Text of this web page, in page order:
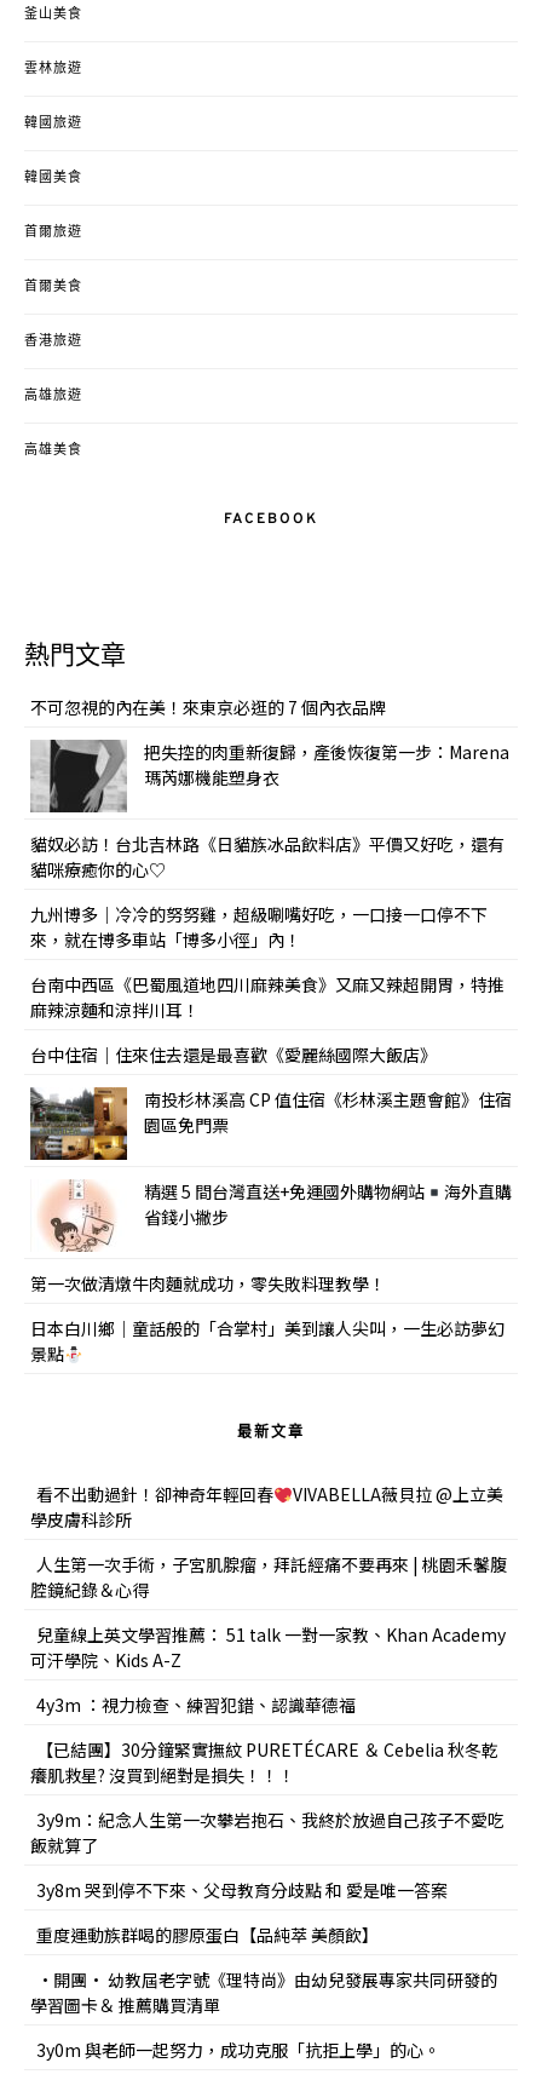
釜山美食
雲林旅遊
韓國旅遊
韓國美食
首爾旅遊
首爾美食
香港旅遊
高雄旅遊
高雄美食
FACEBOOK
熱門文章
不可忽視的內在美！來東京必逛的 7 個內衣品牌
把失控的肉重新復歸，產後恢復第一步：Marena
瑪芮娜機能塑身衣
貓奴必訪！台北吉林路《日貓族冰品飲料店》平價又好吃，還有
貓咪療癒你的心♡
九州博多｜冷冷的努努雞，超級唰嘴好吃，一口接一口停不下
來，就在博多車站「博多小徑」內！
台南中西區《巴蜀風道地四川麻辣美食》又麻又辣超開胃，特推
麻辣涼麵和涼拌川耳！
台中住宿｜住來住去還是最喜歡《愛麗絲國際大飯店》
南投杉林溪高 CP 值住宿《杉林溪主題會館》住宿
園區免門票
精選 5 間台灣直送+免運國外購物網站
海外直購
省錢小撇步
第一次做清燉牛肉麵就成功，零失敗料理教學！
日本白川鄉｜童話般的「合掌村」美到讓人尖叫，一生必訪夢幻
景點
最新文章
看不出動過針！卻神奇年輕回春
VIVABELLA薇貝拉 @上立美
學皮膚科診所
人生第一次手術，子宮肌腺瘤，拜託經痛不要再來 | 桃園禾馨腹
腔鏡紀錄＆心得
兒童線上英文學習推薦： 51 talk 一對一家教、Khan Academy
可汗學院、Kids A-Z
4y3m ：視力檢查、練習犯錯、認識華德福
【已結團】30分鐘緊實撫紋 PURETÉCARE ＆ Cebelia 秋冬乾
癢肌救星? 沒買到絕對是損失！！！
3y9m：紀念人生第一次攀岩抱石、我終於放過自己孩子不愛吃
飯就算了
3y8m 哭到停不下來、父母教育分歧點 和 愛是唯一答案
重度運動族群喝的膠原蛋白【品純萃 美顏飲】
•開團• 幼教屆老字號《理特尚》由幼兒發展專家共同研發的
學習圖卡＆ 推薦購買清單
3y0m 與老師一起努力，成功克服「抗拒上學」的心。